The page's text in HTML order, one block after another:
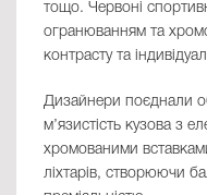
тощо. Червоні
огранюванням та
контрасту та
Дизайнери поєднали
м’язистість кузова з
хромованими
ліхтарів, створюючи